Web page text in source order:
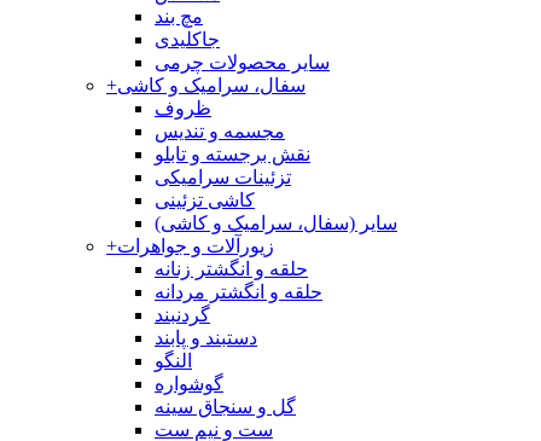
مچ بند
جاکلیدی
سایر محصولات چرمی
+سفال، سرامیک و کاشی
ظروف
مجسمه و تندیس
نقش برجسته و تابلو
تزئینات سرامیکی
کاشی تزئینی
سایر (سفال، سرامیک و کاشی)
+زیورآلات و جواهرات
حلقه و انگشتر زنانه
حلقه و انگشتر مردانه
گردنبند
دستبند و پابند
النگو
گوشواره
گل و سنجاق سینه
ست و نیم ست